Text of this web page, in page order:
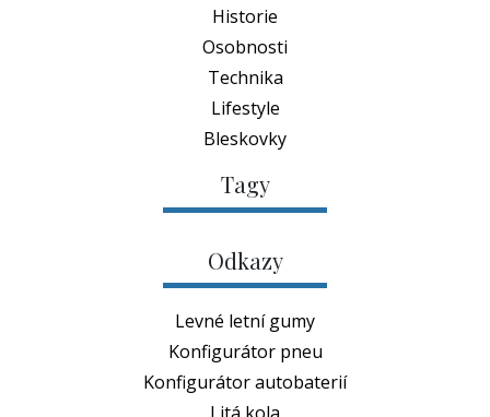
Historie
Osobnosti
Technika
Lifestyle
Bleskovky
Tagy
Odkazy
Levné letní gumy
Konfigurátor pneu
Konfigurátor autobaterií